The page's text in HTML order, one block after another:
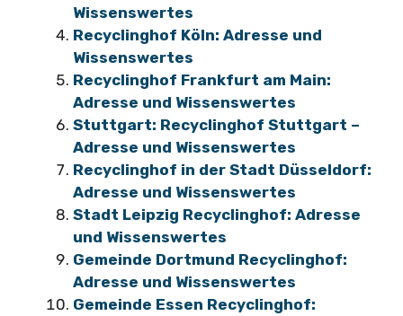
Wissenswertes
Recyclinghof Köln: Adresse und
Wissenswertes
Recyclinghof Frankfurt am Main:
Adresse und Wissenswertes
Stuttgart: Recyclinghof Stuttgart –
Adresse und Wissenswertes
Recyclinghof in der Stadt Düsseldorf:
Adresse und Wissenswertes
Stadt Leipzig Recyclinghof: Adresse
und Wissenswertes
Gemeinde Dortmund Recyclinghof:
Adresse und Wissenswertes
Gemeinde Essen Recyclinghof: